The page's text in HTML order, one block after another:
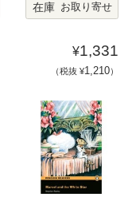
在庫 お取り寄せ
¥1,331
（税抜 ¥1,210）